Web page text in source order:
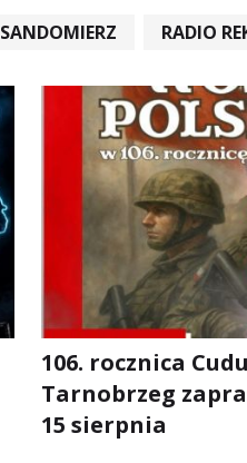
SANDOMIERZ RADIO
106. rocznica
Tarnobrzeg
15 sierpnia